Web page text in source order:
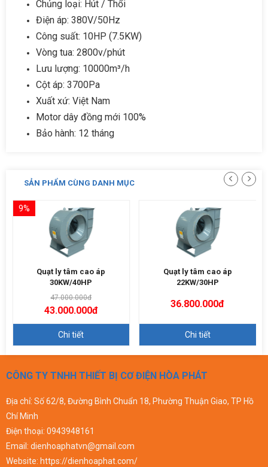
Chủng loại: Hút / Thổi
Điện áp: 380V/50Hz
Công suất: 10HP (7.5KW)
Vòng tua: 2800v/phút
Lưu lượng: 10000m³/h
Cột áp: 3700Pa
Xuất xứ: Việt Nam
Motor dây đồng mới 100%
Bảo hành: 12 tháng
SẢN PHẨM CÙNG DANH MỤC
9%
Quạt ly tâm cao áp
30KW/40HP
47.000.000đ
43.000.000đ
Chi tiết
Quạt ly tâm cao áp
22KW/30HP
36.800.000đ
Chi tiết
CÔNG TY TNHH THIẾT BỊ CƠ ĐIỆN HÒA PHÁT
Địa chỉ: Số 62/8, Đường Bình Chuẩn 18, Phường Thuận Giao, TP Hồ
Chí Minh
Điện thoại: 0943948161
Email: dienhoaphatvn@gmail.com
Website: https://dienhoaphat.com/